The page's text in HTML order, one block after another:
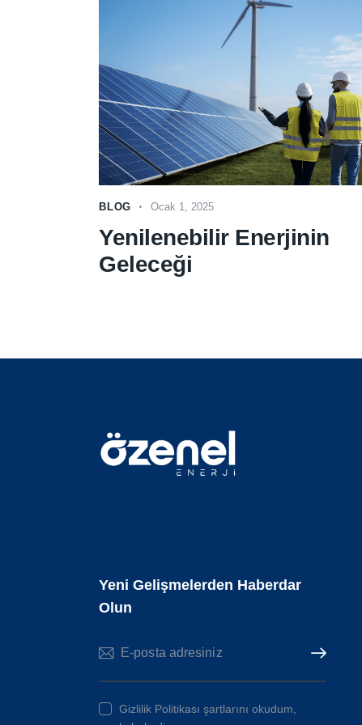
BLOG Ocak 1, 2025
Yenilenebilir Enerjinin
Geleceği
Yeni Gelişmelerden Haberdar
Olun
Subscribe
Gizlilik Politikası şartlarını okudum,